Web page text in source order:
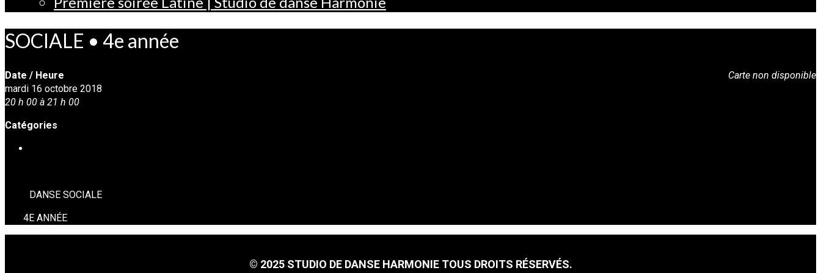
SOCIALE • 4e année
Carte non disponible
Date / Heure
mardi 16 octobre 2018
20 h 00 à 21 h 00
Catégories
DANSE SOCIALE
4E ANNÉE
© 2025 STUDIO DE DANSE HARMONIE TOUS DROITS RÉSERVÉS.